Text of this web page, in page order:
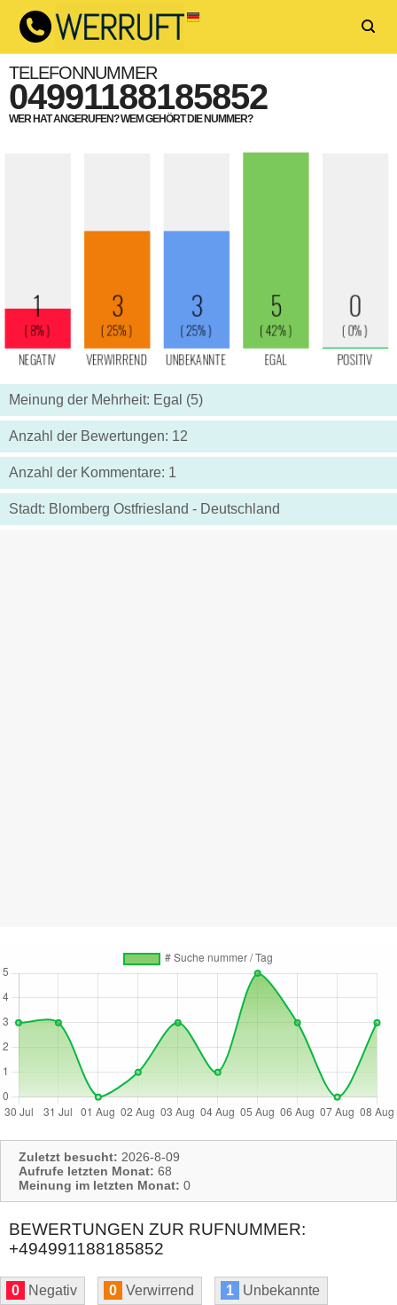
TELEFONNUMMER
04991188185852
WER HAT ANGERUFEN? WEM GEHÖRT DIE NUMMER?
Meinung der Mehrheit: Egal (5)
Anzahl der Bewertungen: 12
Anzahl der Kommentare: 1
Stadt: Blomberg Ostfriesland - Deutschland
Zuletzt besucht: 2026-8-09
Aufrufe letzten Monat: 68
Meinung im letzten Monat: 0
BEWERTUNGEN ZUR RUFNUMMER:
+494991188185852
0 Negativ 0 Verwirrend 1 Unbekannte